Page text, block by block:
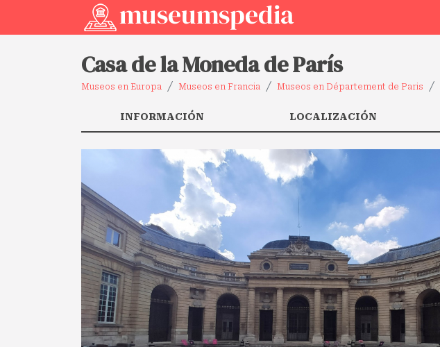
Casa de la Moneda de París
Museos en Europa Museos en Francia Museos en Département de Paris
INFORMACIÓN LOCALIZACIÓN